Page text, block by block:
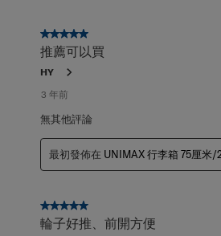
5星，共5星。
推薦可以買
HY
3 年前
無其他評論
最初發佈在 UNIMAX 行李箱 75厘米/
5星，共5星。
輪子好推、前開方便